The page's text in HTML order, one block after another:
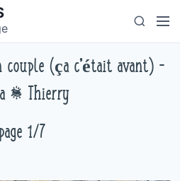
S
e
r
M
couple (ça c'était avant) -
& Thierry
1/7